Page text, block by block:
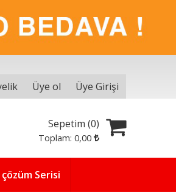
Üye ol Üye Girişi
Sepetim (0)
Toplam:0,00
Serisi